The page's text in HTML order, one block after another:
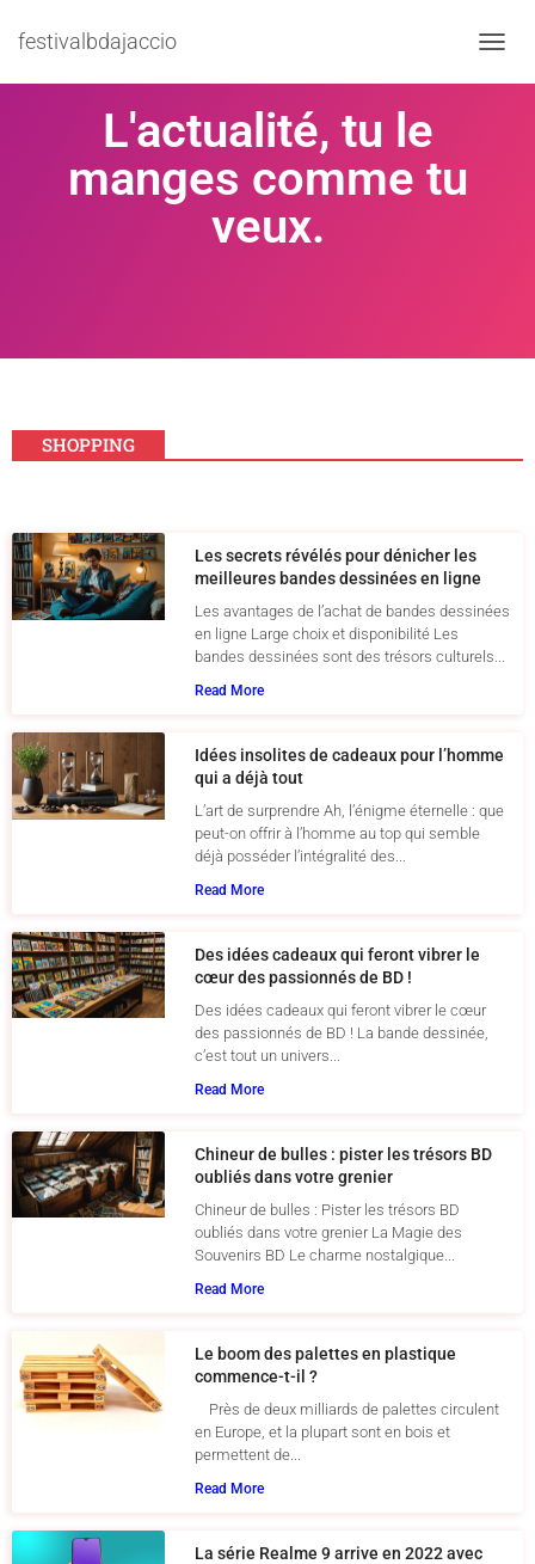
festivalbdajaccio
L'actualité, tu le
manges comme tu
veux.
SHOPPING
Les secrets révélés pour dénicher les
meilleures bandes dessinées en ligne
Les avantages de l’achat de bandes dessinées
en ligne Large choix et disponibilité Les
bandes dessinées sont des trésors culturels...
Read More
Idées insolites de cadeaux pour l’homme
qui a déjà tout
L’art de surprendre Ah, l’énigme éternelle : que
peut-on offrir à l’homme au top qui semble
déjà posséder l’intégralité des...
Read More
Des idées cadeaux qui feront vibrer le
cœur des passionnés de BD !
Des idées cadeaux qui feront vibrer le cœur
des passionnés de BD ! La bande dessinée,
c’est tout un univers...
Read More
Chineur de bulles : pister les trésors BD
oubliés dans votre grenier
Chineur de bulles : Pister les trésors BD
oubliés dans votre grenier La Magie des
Souvenirs BD Le charme nostalgique...
Read More
Le boom des palettes en plastique
commence-t-il ?
Près de deux milliards de palettes circulent
en Europe, et la plupart sont en bois et
permettent de...
Read More
La série Realme 9 arrive en 2022 avec